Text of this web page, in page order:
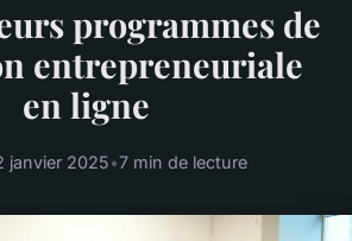
programmes de
entrepreneuriale
en ligne
janvier 2025•7 min de lecture